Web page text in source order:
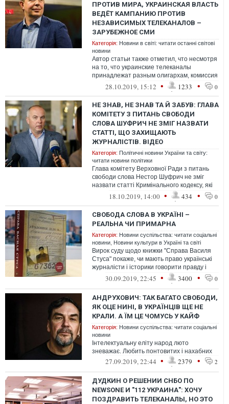
ПРОТИВ МИРА, УКРАИНСКАЯ ВЛАСТЬ
ВЕДЁТ КАМПАНИЮ ПРОТИВ
НЕЗАВИСИМЫХ ТЕЛЕКАНАЛОВ –
ЗАРУБЕЖНОЕ СМИ
Категорія: Новини в світі: читати останні світові
новини
Автор статьи также отметил, что несмотря
на то, что украинские телеканалы
принадлежат разным олигархам, комиссия
будет расследовать деятельность тольк...
28.10.2019, 15:12 • 1233 • 0
НЕ ЗНАВ, НЕ ЗНАВ ТА Й ЗАБУВ: ГЛАВА
КОМІТЕТУ З ПИТАНЬ СВОБОДИ
СЛОВА ШУФРИЧ НЕ ЗМІГ НАЗВАТИ
СТАТТІ, ЩО ЗАХИЩАЮТЬ
ЖУРНАЛІСТІВ. ВІДЕО
Категорія: Політичні новини України та світу:
читати новини політики
Глава комітету Верховної Ради з питань
свободи слова Нестор Шуфрич не зміг
назвати статті Кримінального кодексу, які
захищають журналістів.
18.10.2019, 14:00 • 434 • 0
СВОБОДА СЛОВА В УКРАЇНІ –
РЕАЛЬНА ЧИ ПРИМАРНА
Категорія: Новини суспільства: читати соціальні
новини Новини культури в Україні та світі
Вирок суду щодо книжки "Справа Василя
Стуса" покаже, чи мають право українські
журналісти і історики говорити правду і
висловлювати власні погляди.
30.09.2019, 22:45 • 3400 • 0
АНДРУХОВИЧ: ТАК БАГАТО СВОБОДИ,
ЯК ОЦЕ НИНІ, В УКРАЇНЦІВ ЩЕ НЕ
КРАЛИ. А ЇМ ЦЕ ЧОМУСЬ У КАЙФ
Категорія: Новини суспільства: читати соціальні
новини
Інтелектуальну еліту народ люто
зневажає. Любить понтовитих і нахабних
27.09.2019, 22:44 • 2379 • 2
ДУДКИН О РЕШЕНИИ СНБО ПО
NEWSONE И "112 УКРАИНА": ХОЧУ
ПОЗДРАВИТЬ ТЕЛЕКАНАЛЫ, НО ЭТО